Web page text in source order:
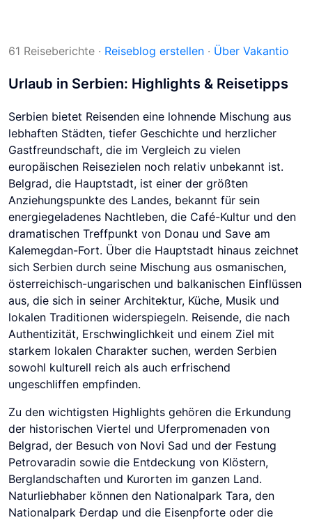
61 Reiseberichte · Reiseblog erstellen · Über Vakantio
Urlaub in Serbien: Highlights & Reisetipps
Serbien bietet Reisenden eine lohnende Mischung aus
lebhaften Städten, tiefer Geschichte und herzlicher
Gastfreundschaft, die im Vergleich zu vielen
europäischen Reisezielen noch relativ unbekannt ist.
Belgrad, die Hauptstadt, ist einer der größten
Anziehungspunkte des Landes, bekannt für sein
energiegeladenes Nachtleben, die Café-Kultur und den
dramatischen Treffpunkt von Donau und Save am
Kalemegdan-Fort. Über die Hauptstadt hinaus zeichnet
sich Serbien durch seine Mischung aus osmanischen,
österreichisch-ungarischen und balkanischen Einflüssen
aus, die sich in seiner Architektur, Küche, Musik und
lokalen Traditionen widerspiegeln. Reisende, die nach
Authentizität, Erschwinglichkeit und einem Ziel mit
starkem lokalen Charakter suchen, werden Serbien
sowohl kulturell reich als auch erfrischend
ungeschliffen empfinden.
Zu den wichtigsten Highlights gehören die Erkundung
der historischen Viertel und Uferpromenaden von
Belgrad, der Besuch von Novi Sad und der Festung
Petrovaradin sowie die Entdeckung von Klöstern,
Berglandschaften und Kurorten im ganzen Land.
Naturliebhaber können den Nationalpark Tara, den
Nationalpark Đerdap und die Eisenpforte oder die